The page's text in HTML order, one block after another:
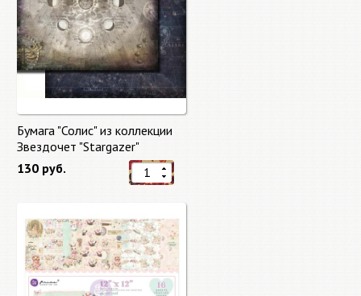
Бумага "Солис" из коллекции
Звездочет "Stargazer"
130 руб.